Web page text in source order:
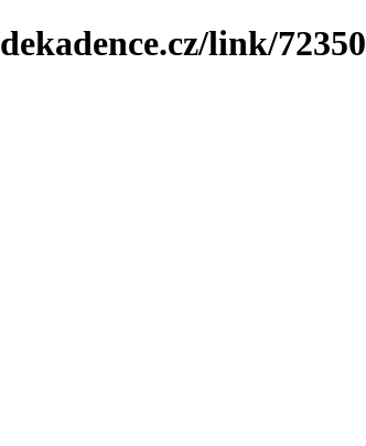
link/72350